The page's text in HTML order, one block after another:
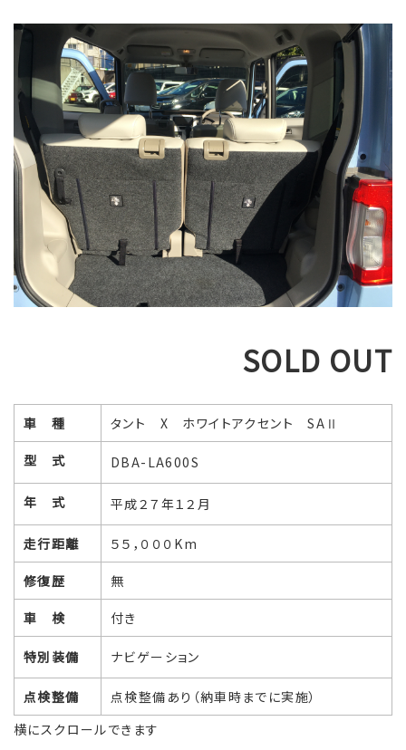
SOLD OUT
車 種 タント X ホワイトアクセント SAⅡ
型 式 DBA-LA600S
年 式 平成２７年１２月
走行距離 ５５，０００Km
修復歴 無
車 検 付き
特別装備 ナビゲーション
点検整備
点検整備あり（納車時までに実施）
横にスクロールできます